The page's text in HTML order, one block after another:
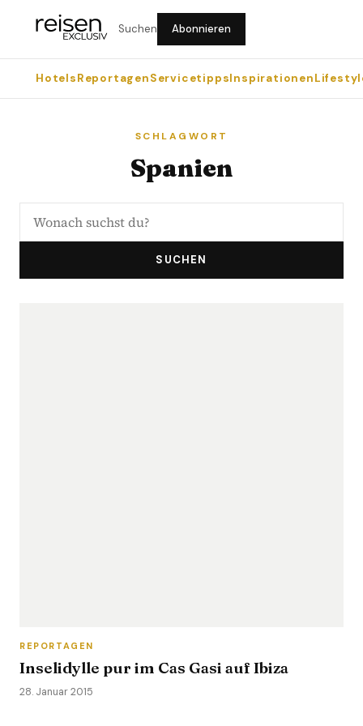
Suchen Abonnieren
HotelsReportagenServicetippsInspirationen
SCHLAGWORT
Spanien
SUCHEN
REPORTAGEN
Inselidylle pur im Cas Gasi auf Ibiza
28. Januar 2015